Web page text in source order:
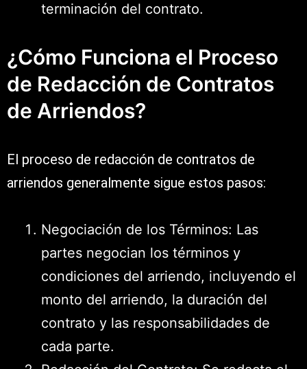
terminación del contrato.
¿Cómo Funciona el Proceso
de Redacción de Contratos
de Arriendos?
El proceso de redacción de contratos de
arriendos generalmente sigue estos pasos:
Negociación de los Términos: Las
partes negocian los términos y
condiciones del arriendo, incluyendo el
monto del arriendo, la duración del
contrato y las responsabilidades de
cada parte.